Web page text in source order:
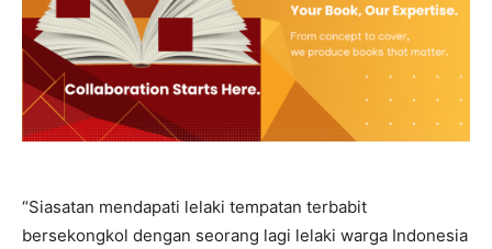
“Siasatan mendapati lelaki tempatan terbabit
bersekongkol dengan seorang lagi lelaki warga Indonesia